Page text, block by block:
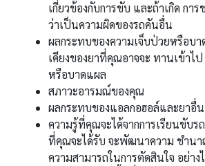
เกี่ยวข้องกับการขับ และถ้าเกิด กา
ว่าเป็นความผิดของรถคันอื่น
ผลกระทบของความเจ็บป่วยหรือบา
เคียงของยาที่คุณอาจจะ ทานเข้าไ
หรือบาดแผล
สภาวะอารมณ์ของคุณ
ผลกระทบของแอลกอฮอล์และยาอื่
ความรู้ที่คุณจะได้จากการเรียนขับ
ที่คุณจะได้รับ จะพัฒนาความ ชำน
ความสามารถในการตัดสินใจ อย่า